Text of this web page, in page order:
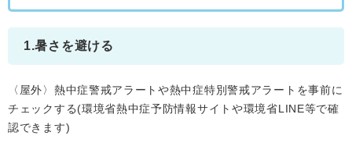
​​1.暑さを避ける
〈屋外〉熱中症警戒アラートや熱中症特別警戒アラートを事前に
チェックする(環境省熱中症予防情報サイトや環境省LINE等で確
認できます)